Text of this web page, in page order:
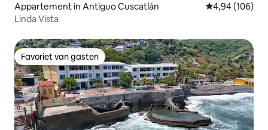
Appartement in Antiguo Cuscatlán Gemiddelde
4,94 (106)
Linda Vista
Favoriet van gasten
Favoriet van gasten